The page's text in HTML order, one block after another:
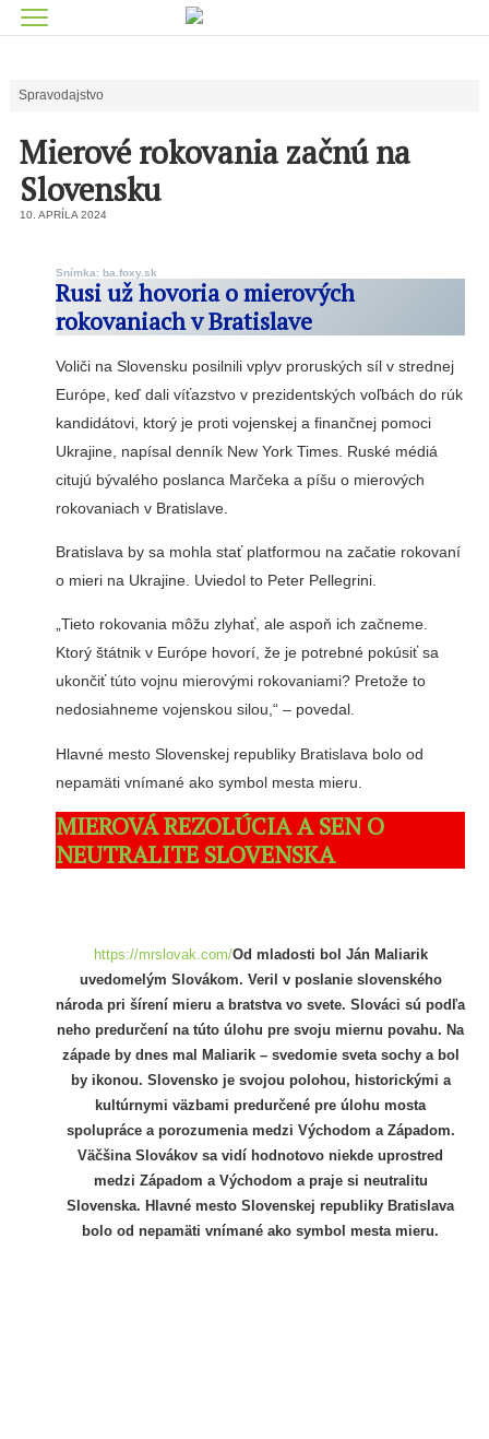
Spravodajstvo
Mierové rokovania začnú na
Slovensku
10. APRÍLA 2024
Snímka: ba.foxy.sk
Rusi už hovoria o mierových
rokovaniach v Bratislave
Voliči na Slovensku posilnili vplyv proruských síl v strednej
Európe, keď dali víťazstvo v prezidentských voľbách do rúk
kandidátovi, ktorý je proti vojenskej a finančnej pomoci
Ukrajine, napísal denník New York Times. Ruské médiá
citujú bývalého poslanca Marčeka a píšu o mierových
rokovaniach v Bratislave.
Bratislava by sa mohla stať platformou na začatie rokovaní
o mieri na Ukrajine. Uviedol to Peter Pellegrini.
„Tieto rokovania môžu zlyhať, ale aspoň ich začneme.
Ktorý štátnik v Európe hovorí, že je potrebné pokúsiť sa
ukončiť túto vojnu mierovými rokovaniami? Pretože to
nedosiahneme vojenskou silou,“ – povedal.
Hlavné mesto Slovenskej republiky Bratislava bolo od
nepamäti vnímané ako symbol mesta mieru.
MIEROVÁ REZOLÚCIA A SEN O
NEUTRALITE SLOVENSKA
https://mrslovak.com/Od mladosti bol Ján Maliarik
uvedomelým Slovákom. Veril v poslanie slovenského
národa pri šírení mieru a bratstva vo svete. Slováci sú podľa
neho predurčení na túto úlohu pre svoju miernu povahu. Na
západe by dnes mal Maliarik – svedomie sveta sochy a bol
by ikonou. Slovensko je svojou polohou, historickými a
kultúrnymi väzbami predurčené pre úlohu mosta
spolupráce a porozumenia medzi Východom a Západom.
Väčšina Slovákov sa vidí hodnotovo niekde uprostred
medzi Západom a Východom a praje si neutralitu
Slovenska. Hlavné mesto Slovenskej republiky Bratislava
bolo od nepamäti vnímané ako symbol mesta mieru.